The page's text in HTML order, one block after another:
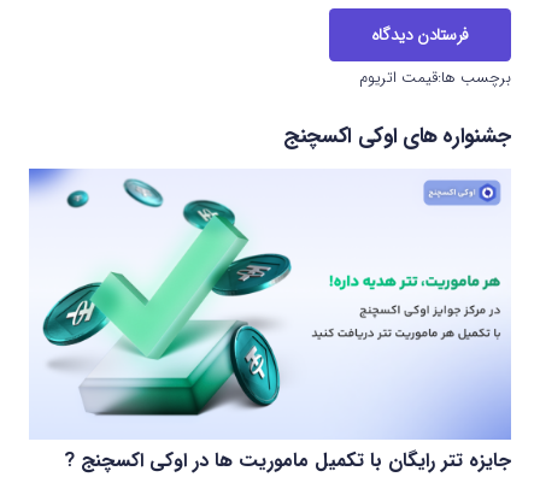
فرستادن دیدگاه
برچسب ها:قیمت اتریوم
جشنواره های اوکی اکسچنج
جایزه تتر رایگان با تکمیل ماموریت ها در اوکی اکسچنج ?